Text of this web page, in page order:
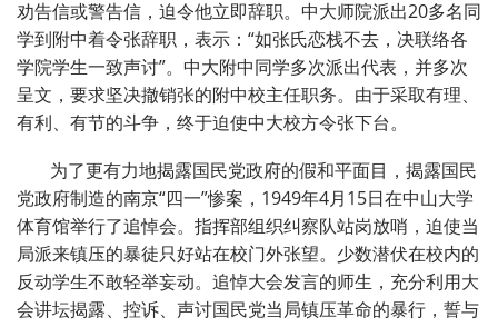
劝告信或警告信，迫令他立即辞职。中大师院派出20多名同
学到附中着令张辞职，表示：“如张氏恋栈不去，决联络各
学院学生一致声讨”。中大附中同学多次派出代表，并多次
呈文，要求坚决撤销张的附中校主任职务。由于采取有理、
有利、有节的斗争，终于迫使中大校方令张下台。
为了更有力地揭露国民党政府的假和平面目，揭露国民
党政府制造的南京“四一”惨案，1949年4月15日在中山大学
体育馆举行了追悼会。指挥部组织纠察队站岗放哨，迫使当
局派来镇压的暴徒只好站在校门外张望。少数潜伏在校内的
反动学生不敢轻举妄动。追悼大会发言的师生，充分利用大
会讲坛揭露、控诉、声讨国民党当局镇压革命的暴行，誓与